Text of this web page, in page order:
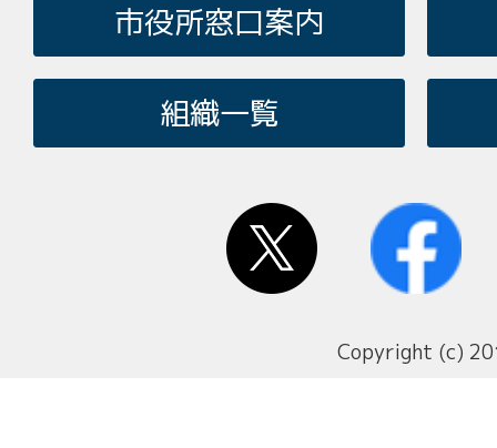
市役所窓口案内
組織一覧
Copyright (c)